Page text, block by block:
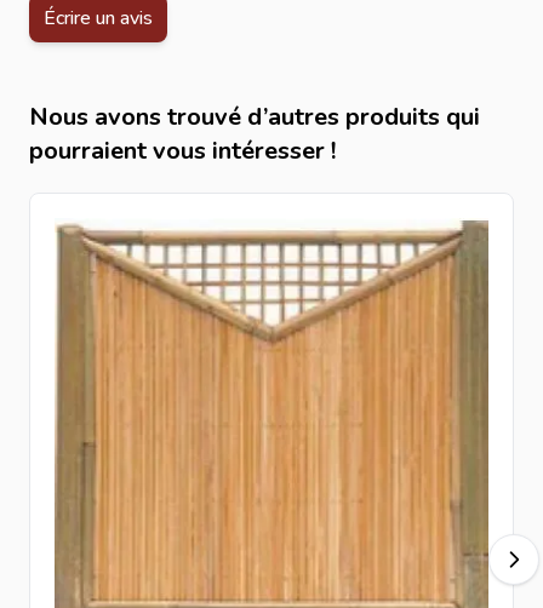
Écrire un avis
Nous avons trouvé d’autres produits qui
pourraient vous intéresser !